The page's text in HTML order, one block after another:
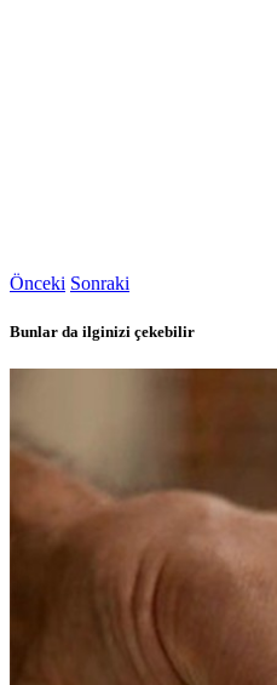
Önceki Sonraki
Bunlar da ilginizi çekebilir